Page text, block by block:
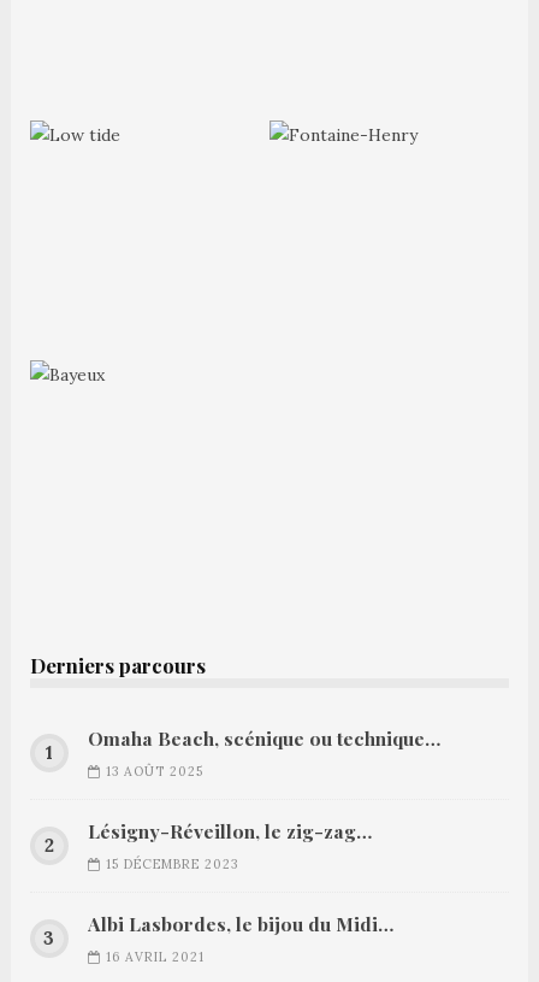
Derniers parcours
Omaha Beach, scénique ou technique…
13 AOÛT 2025
Lésigny-Réveillon, le zig-zag…
15 DÉCEMBRE 2023
Albi Lasbordes, le bijou du Midi…
16 AVRIL 2021